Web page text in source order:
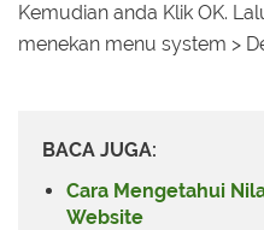
Kemudian anda Klik OK.
menekan menu system >
BACA JUGA:
Cara Mengetahui
Website